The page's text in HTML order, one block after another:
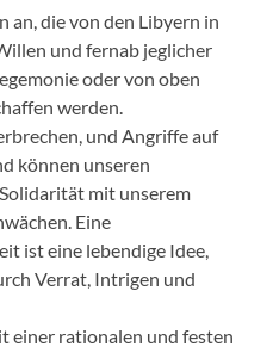
die von den Libyern in
und fernab jeglicher
oder von oben
werden.
und Angriffe auf
können unseren
mit unserem
Eine
ist eine lebendige Idee,
Verrat, Intrigen und
einer rationalen und festen